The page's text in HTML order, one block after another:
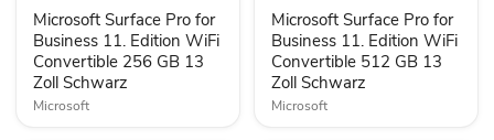
Edition
WiFi
Convertible
256
GB
13
Microsoft Surface Pro for
Business 11. Edition WiFi
Convertible 256 GB 13
Zoll Schwarz
Microsoft
Edition
WiFi
Convertible
512
GB
13
Microsoft Surface Pro for
Business 11. Edition WiFi
Convertible 512 GB 13
Zoll Schwarz
Microsoft